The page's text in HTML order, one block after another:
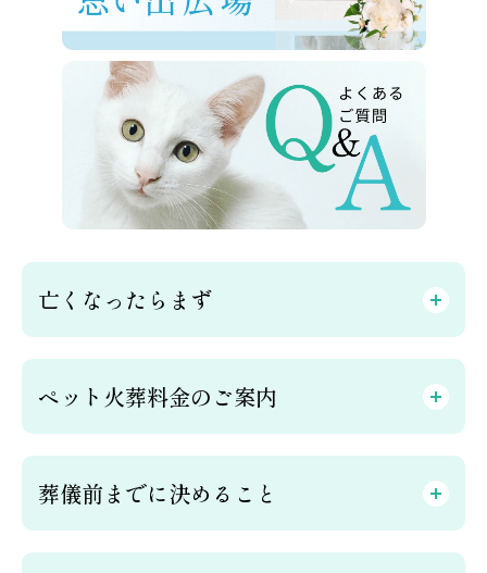
亡くなったらまず
ペット火葬料金のご案内
葬儀前までに決めること